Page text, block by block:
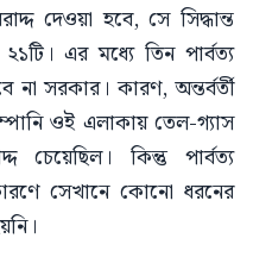
দেওয়া হবে, সে সিদ্ধান্ত
এর মধ্যে তিন পার্বত্য
না সরকার। কারণ, অন্তর্বর্তী
ওই এলাকায় তেল-গ্যাস
চেয়েছিল। কিন্তু পার্বত্য
সেখানে কোনো ধরনের